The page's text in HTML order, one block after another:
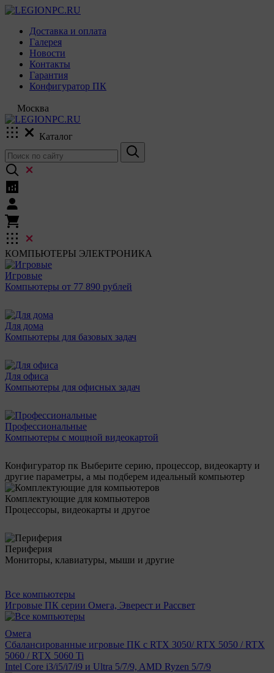
Доставка и оплата
Галерея
Новости
Контакты
Гарантия
Конфигуратор ПК
Москва
Каталог
КОМПЬЮТЕРЫ ЭЛЕКТРОНИКА
Игровые
Компьютеры от 77 890 рублей
Для дома
Компьютеры для базовых задач
Для офиса
Компьютеры для офисных задач
Профессиональные
Компьютеры с мощной видеокартой
Конфигуратор пк Выберите серию, процессор, видеокарту и
другие параметры, а мы подберем идеальный компьютер
Комплектующие для компьютеров
Процессоры, видеокарты и другое
Периферия
Мониторы, клавиатуры, мыши и другие
Все компьютеры
Игровые ПК серии Омега, Эверест и Рассвет
Омега
Сбалансированные игровые ПК с RTX 3050/ RTX 5050 / RTX
5060 / RTX 5060 Ti
Intel Core i3/i5/i7/i9 и Ultra 5/7/9, AMD Ryzen 5/7/9